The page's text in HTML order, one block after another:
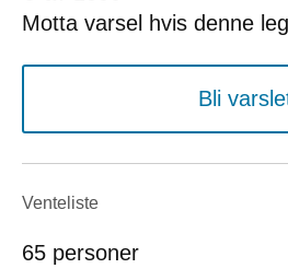
Motta varsel hvis denne
Bli
Venteliste
65 personer